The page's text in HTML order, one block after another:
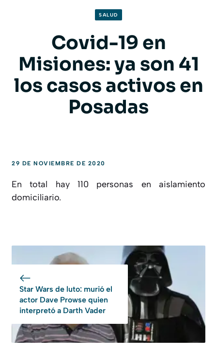
SALUD
Covid-19 en
Misiones: ya son 41
los casos activos en
Posadas
29 DE NOVIEMBRE DE 2020
En total hay 110 personas en aislamiento
domiciliario.
Star Wars de luto: murió el
actor Dave Prowse quien
interpretó a Darth Vader